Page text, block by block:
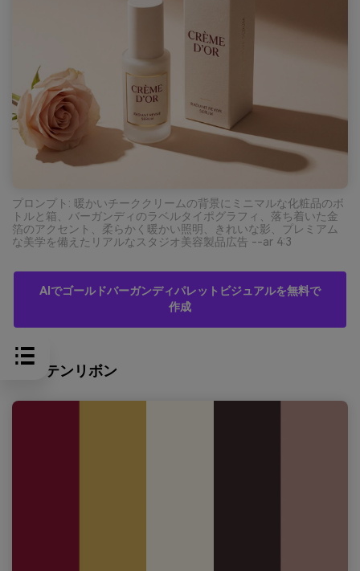
プロンプト: 暖かいチーククリームの背景にミニマルな化粧品のボ
トルと箱、バーガンディのラベルタイポグラフィ、落ち着いた金
箔のアクセント、柔らかく暖かい照明、きれいな影、プレミアム
な美学を備えたリアルなスタジオ美容製品広告 --ar 4:3
AIでゴールドバーガンディパレットビジュアルを無料で
作成
9) サテンリボン